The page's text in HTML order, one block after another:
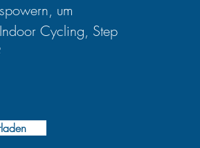
um
Cycling, Step